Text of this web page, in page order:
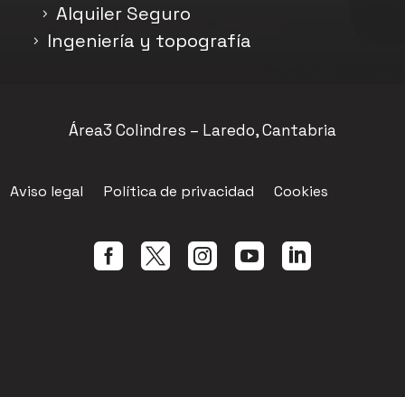
Alquiler Seguro
Ingeniería y topografía
Área3 Colindres – Laredo, Cantabria
Aviso legal Política de privacidad Cookies